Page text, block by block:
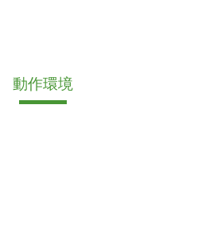
動作環境